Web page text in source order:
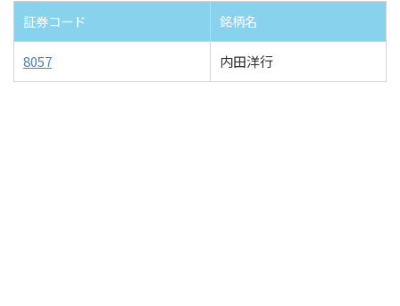
証券コード 銘柄名
8057 内田洋行